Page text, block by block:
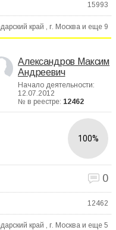
15993
край , г. Москва и еще 9
Александров Максим
Андреевич
Начало деятельности:
12.07.2012
№ в реестре: 12462
100%
0
12462
край , г. Москва и еще 5